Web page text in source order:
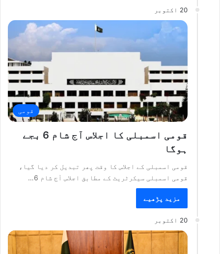
20 اکتوبر
قومی
قومی اسمبلی کا اجلاس آج شام 6 بجے
ہوگا
قومی اسمبلی کے اجلاس کا وقت پھر تبدیل کر دیا گیا،
قومی اسمبلی سیکرٹریٹ کے مطابق اجلاس آج شام 6…
مزید پڑھیے
20 اکتوبر